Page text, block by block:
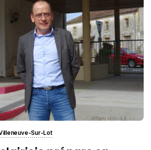
Sur-Lot